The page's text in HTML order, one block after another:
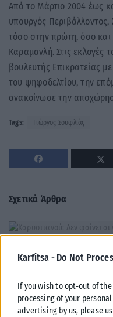
Karfitsa - Do Not
If you wish to opt-out of
processing of your
advertising by us, please
Από το Μάρτιο 2004 έως
υπουργός
τόσο στην πρώτη, όσο
Καραμανλή. Στις εκλογές
βουλευτής Επικρατείας
του ψηφοδελτίου, την
ανακοίνωσε την
Tags: Γιώργος Σουφλιάς
Σχετικά Άρθρα